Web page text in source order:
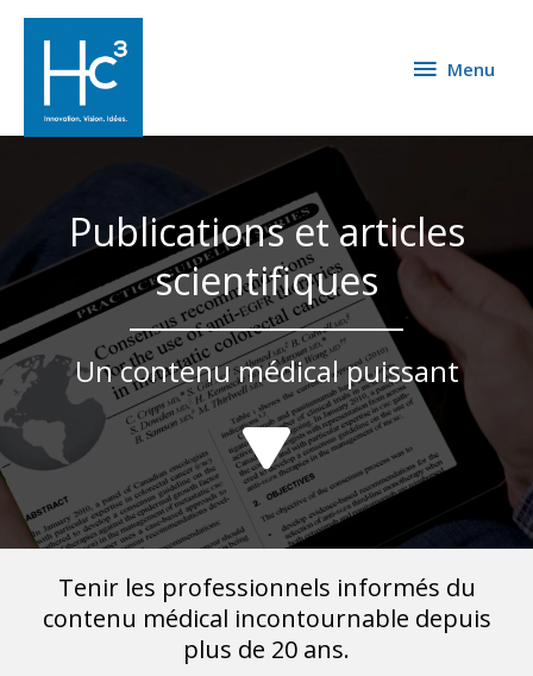
Menu
Publications et articles
scientifiques
Un contenu médical puissant
Tenir les professionnels informés du
contenu médical incontournable depuis
plus de 20 ans.